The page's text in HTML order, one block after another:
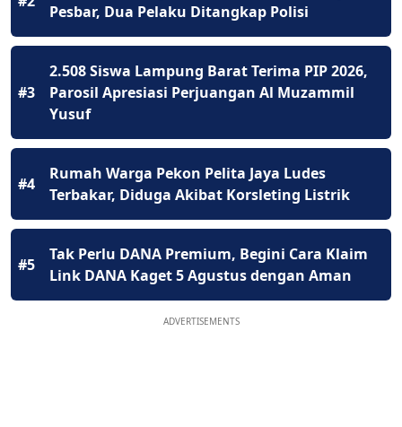
Pesbar, Dua Pelaku Ditangkap Polisi
#3
2.508 Siswa Lampung Barat Terima PIP 2026,
Parosil Apresiasi Perjuangan Al Muzammil
Yusuf
#4
Rumah Warga Pekon Pelita Jaya Ludes
Terbakar, Diduga Akibat Korsleting Listrik
#5
Tak Perlu DANA Premium, Begini Cara Klaim
Link DANA Kaget 5 Agustus dengan Aman
ADVERTISEMENTS